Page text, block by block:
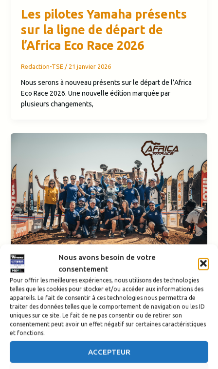
Nous avons besoin de votre
consentement
Pour offrir les meilleures expériences, nous utilisons des technologies
telles que les cookies pour stocker et/ou accéder aux informations des
appareils. Le fait de consentir à ces technologies nous permettra de
traiter des données telles que le comportement de navigation ou les ID
uniques sur ce site. Le fait de ne pas consentir ou de retirer son
consentement peut avoir un effet négatif sur certaines caractéristiques
et fonctions.
ACCEPTEUR
Les pilotes Yamaha présents
sur la ligne de départ de
l’Africa Eco Race 2026
Redaction-TSE / 21 janvier 2026
Nous serons à nouveau présents sur le départ de l’Africa
Eco Race 2026. Une nouvelle édition marquée par
plusieurs changements,
Actus Rally-Raid
Un pack assistance avec le
Yamaha Ténéré Rally Team,
pour vivre un rallye-raid
comme un pilote
professionnel.